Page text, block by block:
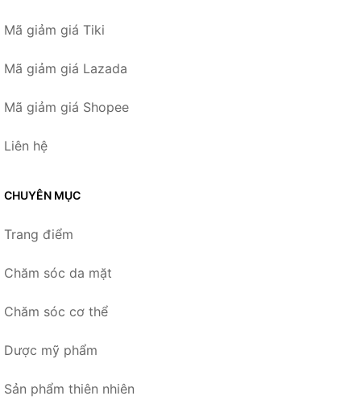
Mã giảm giá Tiki
Mã giảm giá Lazada
Mã giảm giá Shopee
Liên hệ
CHUYÊN MỤC
Trang điểm
Chăm sóc da mặt
Chăm sóc cơ thể
Dược mỹ phẩm
Sản phẩm thiên nhiên